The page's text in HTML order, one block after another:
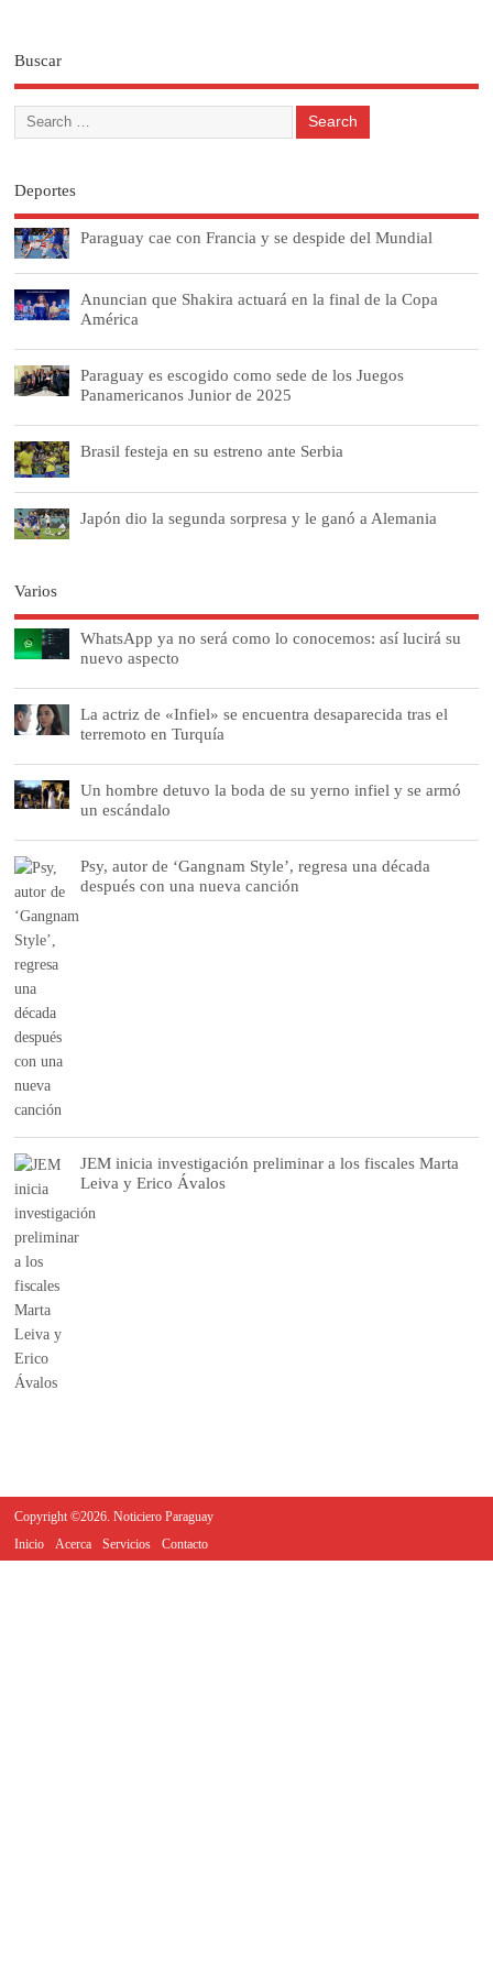
Buscar
Deportes
Paraguay cae con Francia y se despide del Mundial
Anuncian que Shakira actuará en la final de la Copa
América
Paraguay es escogido como sede de los Juegos
Panamericanos Junior de 2025
Brasil festeja en su estreno ante Serbia
Japón dio la segunda sorpresa y le ganó a Alemania
Varios
WhatsApp ya no será como lo conocemos: así lucirá su
nuevo aspecto
La actriz de «Infiel» se encuentra desaparecida tras el
terremoto en Turquía
Un hombre detuvo la boda de su yerno infiel y se armó
un escándalo
Psy, autor de ‘Gangnam Style’, regresa una década
después con una nueva canción
JEM inicia investigación preliminar a los fiscales Marta
Leiva y Erico Ávalos
Copyright ©2026. Noticiero Paraguay
Inicio
Acerca Servicios Contacto